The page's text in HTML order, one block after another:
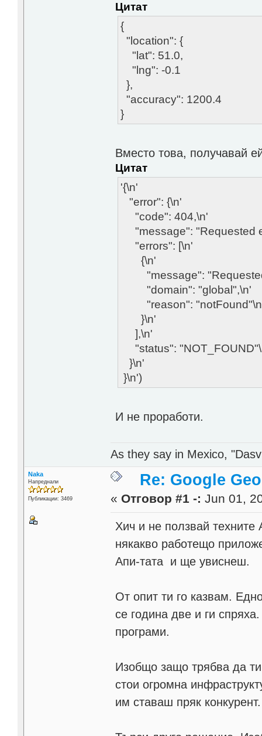
Цитат
{
"location": {
"lat": 51.0,
"lng": -0.1
},
"accuracy": 1200.4
}
Вместо това, получавай
Цитат
'{\n'
"error": {\n'
"code": 404,\n'
"message": "Requested
"errors": [\n'
{\n'
"message": "Requested
"domain": "global",\n'
"reason":
}\n'
],\n'
"status":
}\n'
}\n')
И не проработи.
As they say in Mexico,
Naka
Напреднали
Публикации: 3469
Re: Google
« Отговор #1 -: Jun 01,
Хич и не ползвай
някакво работещо
Апи-тата и ще увиснеш.
От опит ти го казвам.
се година две и ги
програми.
Изобщо защо трябва да ти
стои огромна
им ставаш пряк конкурент.